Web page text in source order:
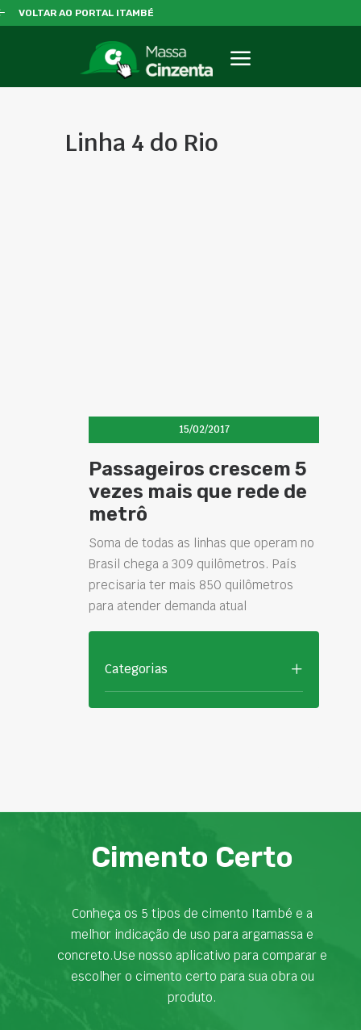
VOLTAR AO PORTAL ITAMBÉ
Linha 4 do Rio
15/02/2017
Passageiros crescem 5
vezes mais que rede de
metrô
Soma de todas as linhas que operam no
Brasil chega a 309 quilômetros. País
precisaria ter mais 850 quilômetros
para atender demanda atual
Categorias
Cimento Certo
Conheça os 5 tipos de cimento Itambé e a
melhor indicação de uso para argamassa e
concreto.Use nosso aplicativo para comparar e
escolher o cimento certo para sua obra ou
produto.